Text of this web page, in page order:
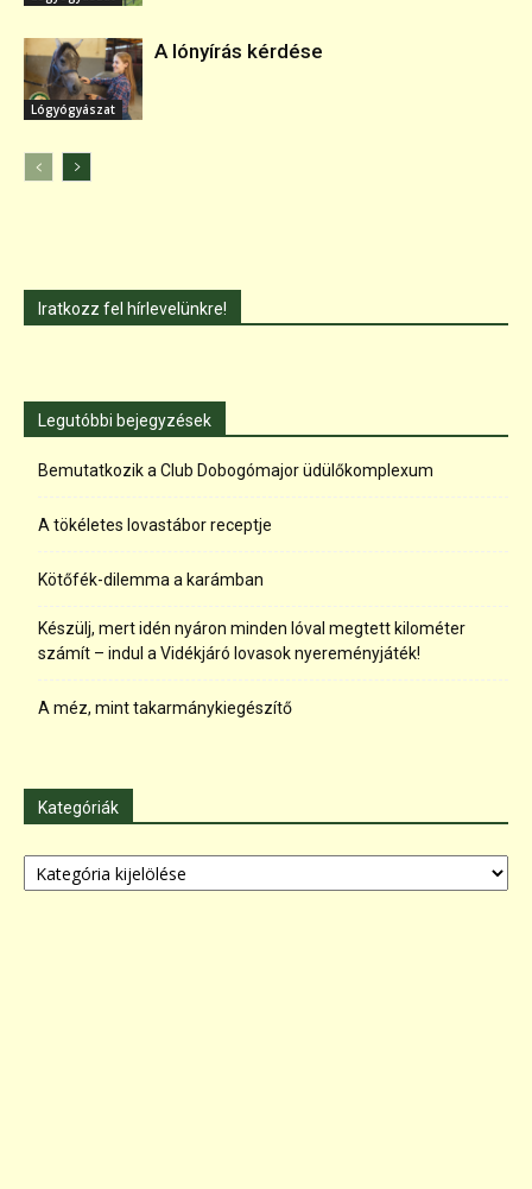
Lógyógyászat
A lónyírás kérdése
Iratkozz fel hírlevelünkre!
Legutóbbi bejegyzések
Bemutatkozik a Club Dobogómajor üdülőkomplexum
A tökéletes lovastábor receptje
Kötőfék-dilemma a karámban
Készülj, mert idén nyáron minden lóval megtett kilométer
számít – indul a Vidékjáró lovasok nyereményjáték!
A méz, mint takarmánykiegészítő
Kategóriák
Kategóriák